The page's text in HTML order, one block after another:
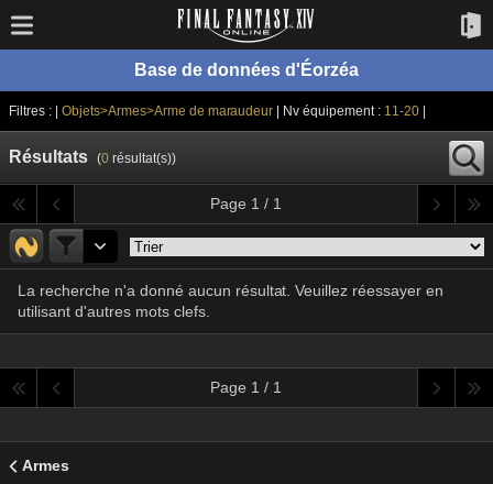
Base de données d'Éorzéa
Filtres : | Objets>Armes>Arme de maraudeur | Nv équipement : 11-20
Résultats (0résultat(s))
Page 1 / 1
La recherche n'a donné aucun résultat. Veuillez réessayer en
utilisant d'autres mots clefs.
Page 1 / 1
Armes